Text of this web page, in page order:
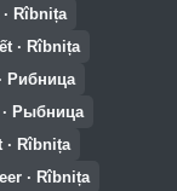
· Rîbnița
· Rîbnița
Рибница
· Рыбница
Rîbnița
· Rîbnița